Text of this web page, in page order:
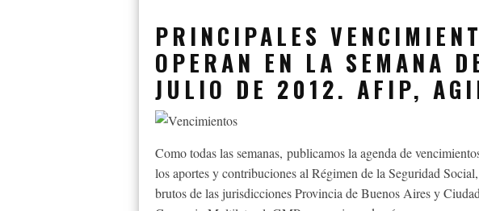
PRINCIPALES
OPERAN EN LA SEMANA
JULIO DE 2012. AFIP,
Como todas las semanas, publicamos la agenda de
los aportes y contribuciones al Régimen de la Seguridad
brutos de las jurisdicciones Provincia de Buenos Aires y